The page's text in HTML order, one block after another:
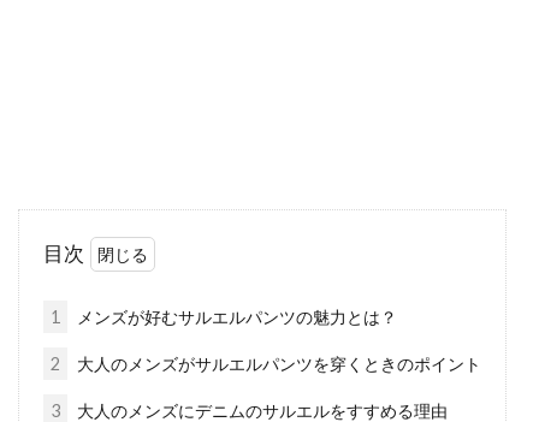
春や秋に活躍してくれるカーディガンは、実は
夏にも大活躍します。近年では、夏でも冷える
カーディガンはフォーマルシーンに
目次
1 メンズが好むサルエルパンツの魅力とは？
2 大人のメンズがサルエルパンツを穿くときのポイント
3 大人のメンズにデニムのサルエルをすすめる理由